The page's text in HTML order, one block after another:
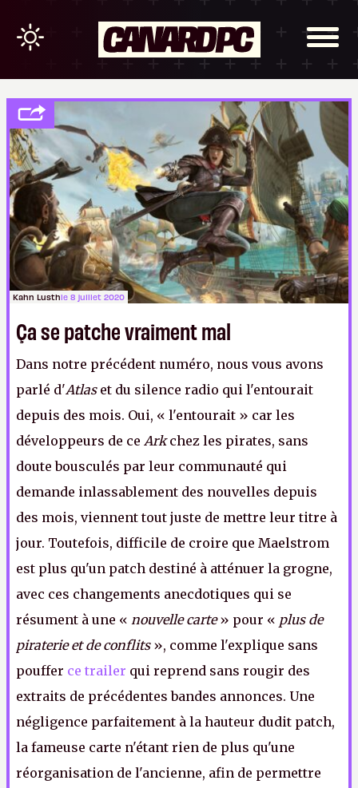
Kahn Lusthle 8 juillet 2020
Ça se patche vraiment mal
Dans notre précédent numéro, nous vous avons
parlé d'Atlas et du silence radio qui l'entourait
depuis des mois. Oui, « l'entourait » car les
développeurs de ce Arkchez les pirates, sans
doute bousculés par leur communauté qui
demande inlassablement des nouvelles depuis
des mois, viennent tout juste de mettre leur titre à
jour. Toutefois, difficile de croire que Maelstrom
est plus qu'un patch destiné à atténuer la grogne,
avec ces changements anecdotiques qui se
résument à une « nouvelle carte» pour « plus de
piraterie et de conflits», comme l'explique sans
pouffer ce trailer qui reprend sans rougir des
extraits de précédentes bandes annonces. Une
négligence parfaitement à la hauteur dudit patch,
la fameuse carte n'étant rien de plus qu'une
réorganisation de l'ancienne, afin de permettre